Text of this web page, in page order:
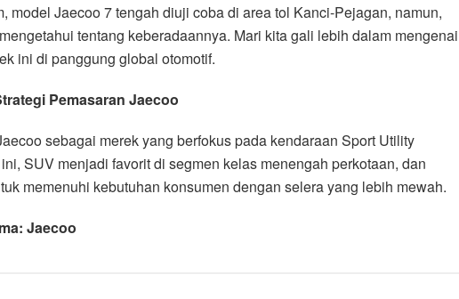
model Jaecoo 7 tengah diuji coba di area tol Kanci-Pejagan, namun,
tentang keberadaannya. Mari kita gali lebih dalam mengenai
ini di panggung global otomotif.
Pemasaran Jaecoo
sebagai merek yang berfokus pada kendaraan Sport Utility
SUV menjadi favorit di segmen kelas menengah perkotaan, dan
memenuhi kebutuhan konsumen dengan selera yang lebih mewah.
Jaecoo